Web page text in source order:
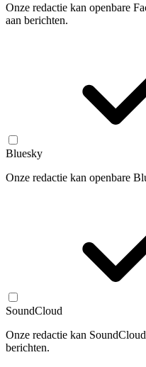
Onze redactie kan openbare
aan berichten.
Bluesky
Onze redactie kan openbare
SoundCloud
Onze redactie kan
berichten.